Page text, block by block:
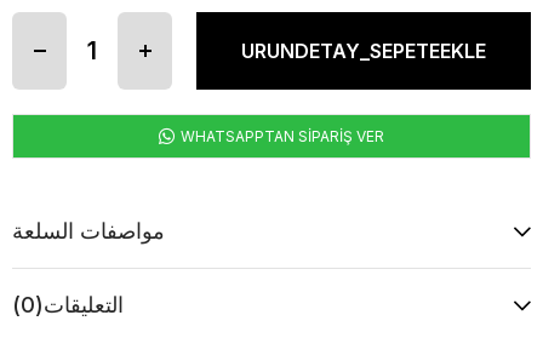
WHATSAPPTAN SİPARİŞ VER
مواصفات السلعة
التعليقات(0)